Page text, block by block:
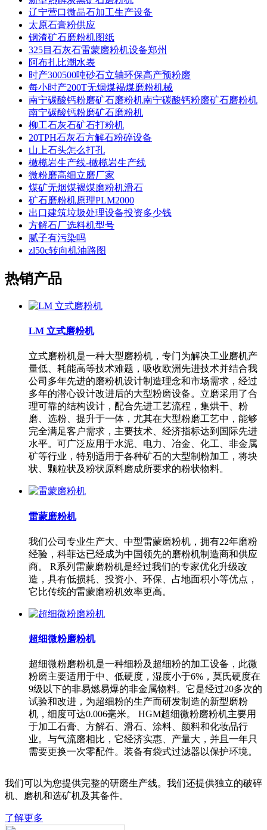
辽宁营口微晶石加工生产设备
太原石膏粉供应
钢渣矿石磨粉机图纸
325目石灰石雷蒙磨粉机设备郑州
阿布扎比潮水表
时产300500吨砂石立轴环保高产预粉磨
每小时产200T无烟煤褐煤磨粉机械
南宁碳酸钙粉磨矿石磨粉机南宁碳酸钙粉磨矿石磨粉机
南宁碳酸钙粉磨矿石磨粉机
柳工石灰石矿石打粉机
20TPH石灰石方解石粉碎设备
山上石头怎么打孔
橄榄岩生产线-橄榄岩生产线
微粉磨高细立磨厂家
煤矿无烟煤褐煤磨粉机滑石
矿石磨粉机原理PLM2000
出口建筑垃圾处理设备投资多少钱
方解石厂选料机型号
腻子有污染吗
zl50c转向机油路图
热销产品
LM 立式磨粉机
立式磨粉机是一种大型磨粉机，专门为解决工业磨机产
量低、耗能高等技术难题，吸收欧洲先进技术并结合我
公司多年先进的磨粉机设计制造理念和市场需求，经过
多年的潜心设计改进后的大型粉磨设备。立磨采用了合
理可靠的结构设计，配合先进工艺流程，集烘干、粉
磨、选粉、提升于一体，尤其在大型粉磨工艺中，能够
完全满足客户需求，主要技术、经济指标达到国际先进
水平。可广泛应用于水泥、电力、冶金、化工、非金属
矿等行业，特别适用于各种矿石的大型制粉加工，将块
状、颗粒状及粉状原料磨成所要求的粉状物料。
雷蒙磨粉机
我们公司专业生产大、中型雷蒙磨粉机，拥有22年磨粉
经验，科菲达已经成为中国领先的磨粉机制造商和供应
商。 R系列雷蒙磨粉机是经过我们的专家优化升级改
造，具有低损耗、投资小、环保、占地面积小等优点，
它比传统的雷蒙磨粉机效率更高。
超细微粉磨粉机
超细微粉磨粉机是一种细粉及超细粉的加工设备，此微
粉磨主要适用于中、低硬度，湿度小于6%，莫氏硬度在
9级以下的非易燃易爆的非金属物料。它是经过20多次的
试验和改进，为超细粉的生产而研发制造的新型磨粉
机，细度可达0.006毫米。 HGM超细微粉磨粉机主要用
于加工石膏、方解石、滑石、涂料、颜料和化妆品行
业。与气流磨相比，它经济实惠、产量大，并且一年只
需要更换一次零配件。装备有袋式过滤器以保护环境。
我们可以为您提供完整的研磨生产线。我们还提供独立的破碎
机、磨机和选矿机及其备件。
了解更多